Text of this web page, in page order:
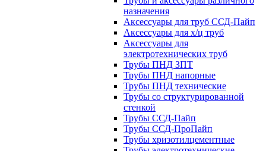
назначения
Аксессуары для труб ССД-Пайп
Аксессуары для х/ц труб
Аксессуары для
электротехнических труб
Трубы ПНД ЗПТ
Трубы ПНД напорные
Трубы ПНД технические
Трубы со структурированной
стенкой
Трубы ССД-Пайп
Трубы ССД-ПроПайп
Трубы хризотилцементные